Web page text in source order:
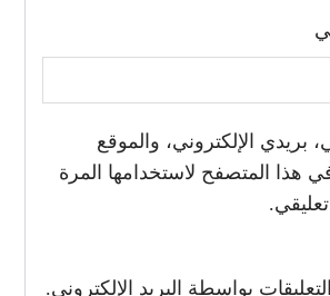
بريدي الإلكتروني، والموقع
في هذا المتصفح لاستخدامها المرة
بواسطة البريد الإلكتروني.